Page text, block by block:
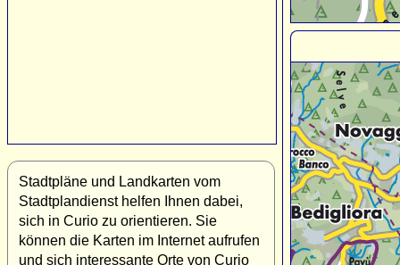
Stadtpläne und Landkarten vom
Stadtplandienst helfen Ihnen dabei,
sich in Curio zu orientieren. Sie
können die Karten im Internet aufrufen
und sich interessante Orte von Curio